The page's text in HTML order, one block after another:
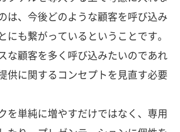
は、今後どのような顧客を呼び込み
にも繋がっているということです。
な顧客を多く呼び込みたいのであれ
供に関するコンセプトを見直す必要
を単純に増やすだけではなく、専用